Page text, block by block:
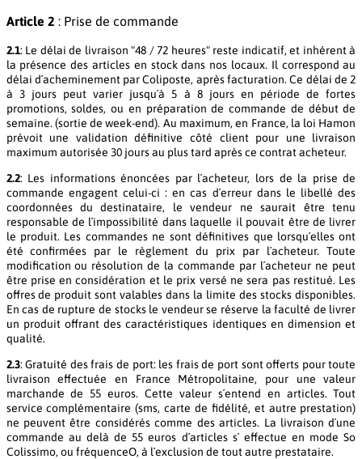
Article 2 : Prise de commande
2.1: Le délai de livraison "48 / 72 heures" reste indicatif, et inhérent à
la présence des articles en stock dans nos locaux. Il correspond au
délai d´acheminement par Coliposte, après facturation. Ce délai de 2
à 3 jours peut varier jusqu´à 5 à 8 jours en période de fortes
promotions, soldes, ou en préparation de commande de début de
semaine. (sortie de week-end). Au maximum, en France, la loi Hamon
prévoit une validation définitive côté client pour une livraison
maximum autorisée 30 jours au plus tard après ce contrat acheteur.
2.2: Les informations énoncées par l´acheteur, lors de la prise de
commande engagent celui-ci : en cas d´erreur dans le libellé des
coordonnées du destinataire, le vendeur ne saurait être tenu
responsable de l´impossibilité dans laquelle il pouvait être de livrer
le produit. Les commandes ne sont définitives que lorsqu´elles ont
été confirmées par le règlement du prix par l´acheteur. Toute
modification ou résolution de la commande par l´acheteur ne peut
être prise en considération et le prix versé ne sera pas restitué. Les
offres de produit sont valables dans la limite des stocks disponibles.
En cas de rupture de stocks le vendeur se réserve la faculté de livrer
un produit offrant des caractéristiques identiques en dimension et
qualité.
2.3: Gratuité des frais de port: les frais de port sont offerts pour toute
livraison effectuée en France Métropolitaine, pour une valeur
marchande de 55 euros. Cette valeur s´entend en articles. Tout
service complémentaire (sms, carte de fidélité, et autre prestation)
ne peuvent être considérés comme des articles. La livraison d´une
commande au delà de 55 euros d´articles s´ effectue en mode So
Colissimo, ou fréquenceO, à l´exclusion de tout autre prestataire.